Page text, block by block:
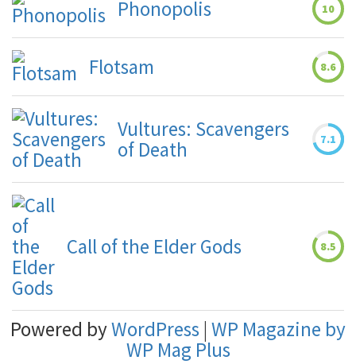
Phonopolis 10
Flotsam 8.6
Vultures: Scavengers
of Death
7.1
Call of the Elder Gods 8.5
Powered byWordPress | WP Magazine by
WP Mag Plus